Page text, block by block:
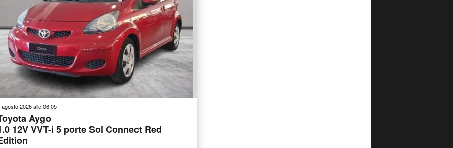
agosto 2026 alle 06:05
Aygo
12V VVT-i 5 porte Sol Connect Red